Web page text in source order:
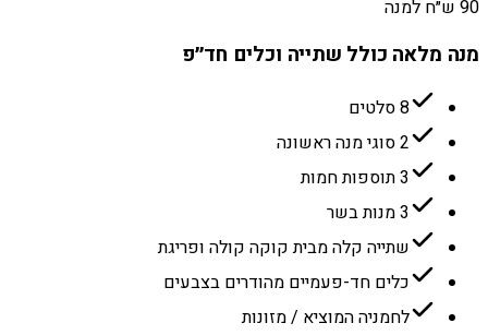
90 ש״ח למנה
מנה מלאה כולל שתייה וכלים חד״פ
8 סלטים
2 סוגי מנה ראשונה
3 תוספות חמות
3 מנות בשר
שתייה קלה מבית קוקה קולה ופריגת
כלים חד-פעמיים מהודרים בצבעים
לחמניה המוציא / מזונות